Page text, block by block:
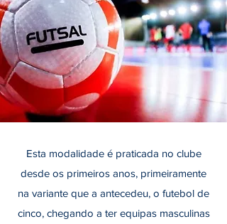
Esta modalidade é praticada no clube
desde os primeiros anos, primeiramente
na variante que a antecedeu, o futebol de
cinco, chegando a ter equipas masculinas